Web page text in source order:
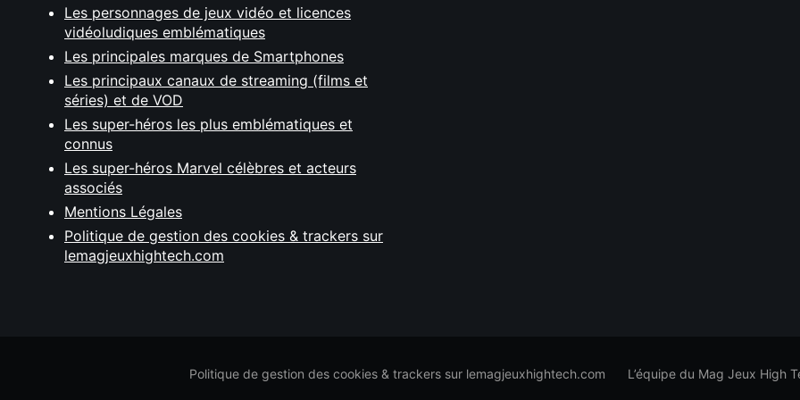
Les personnages de jeux vidéo et licences
vidéoludiques emblématiques
Les principales marques de Smartphones
Les principaux canaux de streaming (films et
séries) et de VOD
Les super-héros les plus emblématiques et
connus
Les super-héros Marvel célèbres et acteurs
associés
Mentions Légales
Politique de gestion des cookies & trackers sur
lemagjeuxhightech.com
Politique de gestion des cookies & trackers sur lemagjeuxhightech.com L’équipe du Mag Jeux High